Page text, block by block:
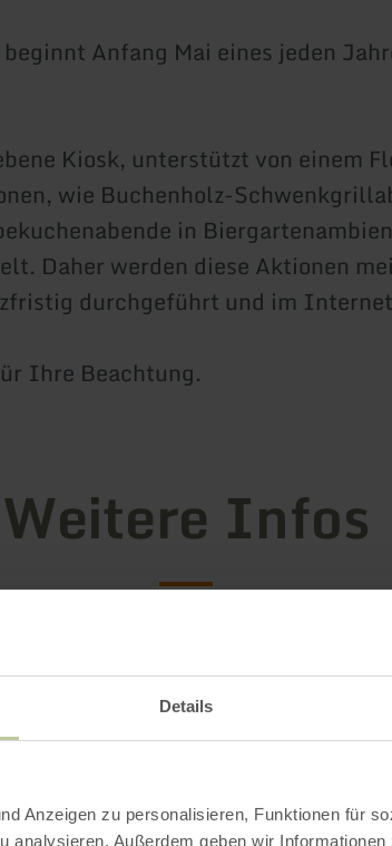
Details
Anzeigen zu personalisieren, Funktionen für
analysieren. Außerdem geben wir
Anfang Mai eines jeden
Kiosk, unterstützt von einem
wie Buchenholz-
in
Daher werden diese Aktionen
durchgeführt und im
Ihre Beachtung.
Weitere Infos